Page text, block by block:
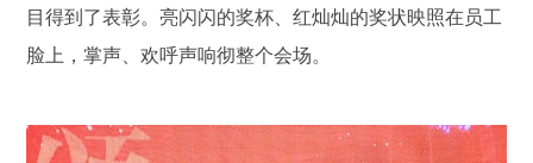
目得到了表彰。亮闪闪的奖杯、红灿灿的奖状映照在员工
脸上，掌声、欢呼声响彻整个会场。